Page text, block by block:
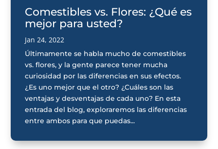
Comestibles vs. Flores: ¿Qué es
mejor para usted?
Jan 24, 2022
Últimamente se habla mucho de comestibles
vs. flores, y la gente parece tener mucha
curiosidad por las diferencias en sus efectos.
¿Es uno mejor que el otro? ¿Cuáles son las
ventajas y desventajas de cada uno? En esta
entrada del blog, exploraremos las diferencias
entre ambos para que puedas...